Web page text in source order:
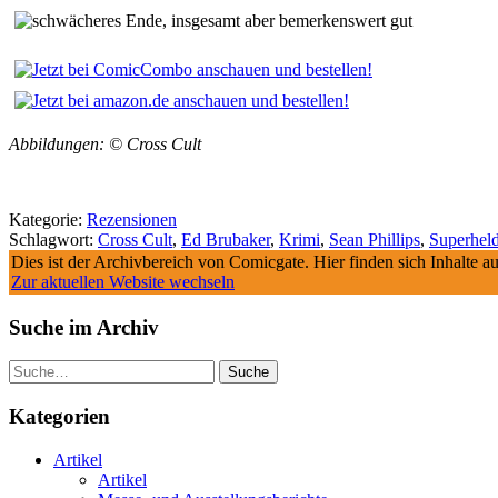
Abbildungen: © Cross Cult
Kategorie: Rezensionen
Schlagwort: Cross Cult, Ed Brubaker, Krimi, Sean Phillips,
Dies ist der Archivbereich von Comicgate. Hier finden sich Inhalte
Zur aktuellen Website wechseln
Suche im Archiv
Suche
Kategorien
Artikel
Artikel